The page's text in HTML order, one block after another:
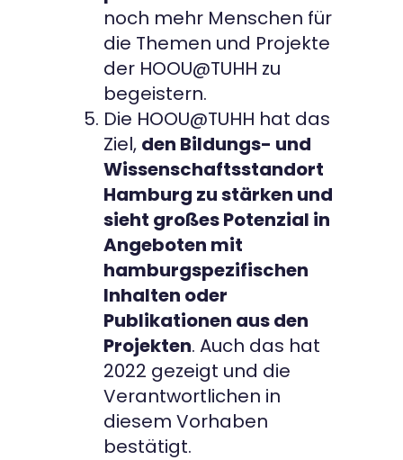
noch mehr Menschen für
die Themen und Projekte
der HOOU@TUHH zu
begeistern.
Die HOOU@TUHH hat das
Ziel, den Bildungs- und
Wissenschaftsstandort
Hamburg zu stärken und
sieht großes Potenzial in
Angeboten mit
hamburgspezifischen
Inhalten oder
Publikationen aus den
Projekten. Auch das hat
2022 gezeigt und die
Verantwortlichen in
diesem Vorhaben
bestätigt.